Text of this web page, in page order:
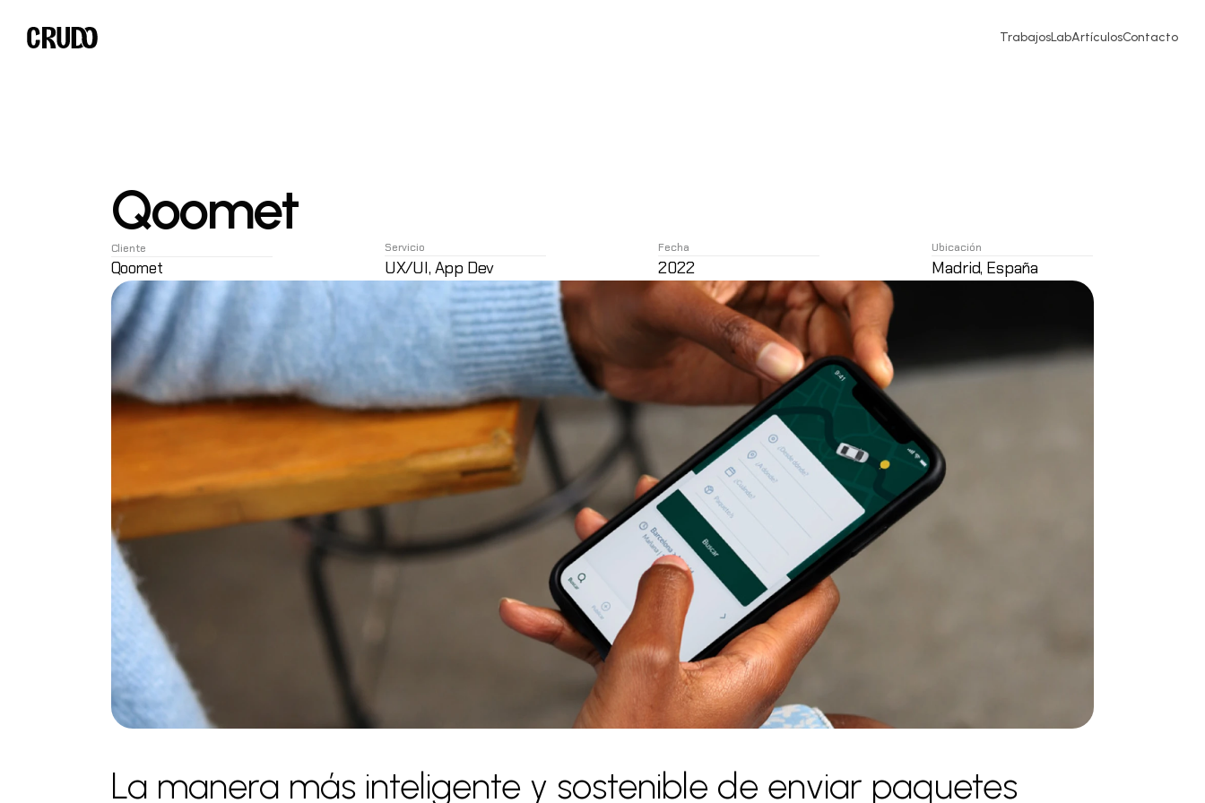
TrabajosLabArtículosContacto
Qoomet
Cliente
Qoomet
Servicio
UX/UI, App Dev
Fecha
2022
Ubicación
Madrid, España
La manera más inteligente y sostenible de enviar paquetes